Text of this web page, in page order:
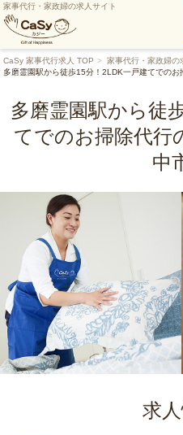
家事代行・家政婦の求人サイト
CaSy 家事代行求人 TOP 家事代行・家政婦の
多磨霊園駅から徒歩15分！2LDK一戸建てでのお
多磨霊園駅から徒
てでのお掃除代行
中
求